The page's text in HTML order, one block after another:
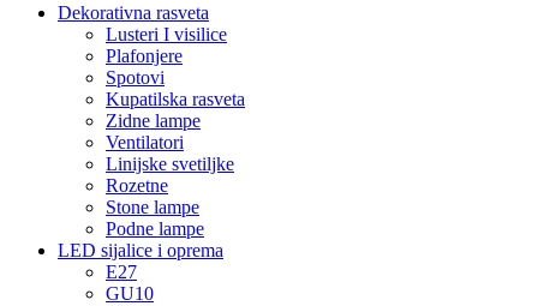
Dekorativna rasveta
Lusteri I visilice
Plafonjere
Spotovi
Kupatilska rasveta
Zidne lampe
Ventilatori
Linijske svetiljke
Rozetne
Stone lampe
Podne lampe
LED sijalice i oprema
E27
GU10